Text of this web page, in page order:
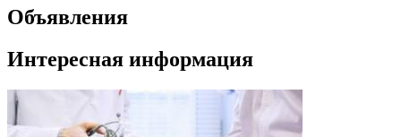
Объявления
Интересная информация